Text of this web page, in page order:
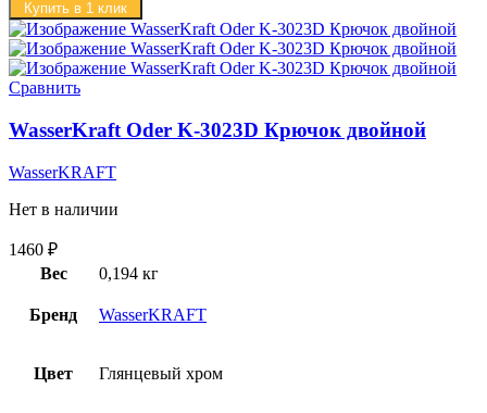
Купить в 1 клик
Сравнить
WasserKraft Oder K-3023D Крючок двойной
WasserKRAFT
Нет в наличии
1460 ₽
Вес
0,194 кг
Бренд WasserKRAFT
Цвет Глянцевый хром